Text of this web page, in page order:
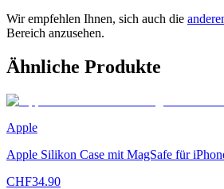
Wir empfehlen Ihnen, sich auch die
Bereich anzusehen.
Ähnliche Produkte
Apple
Apple Silikon Case mit MagSafe für
CHF34.90